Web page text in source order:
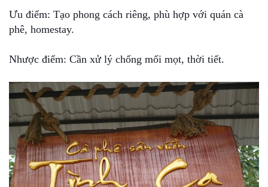
Ưu điểm: Tạo phong cách riêng, phù hợp với quán cà
phê, homestay.
Nhược điểm: Cần xử lý chống mối mọt, thời tiết.